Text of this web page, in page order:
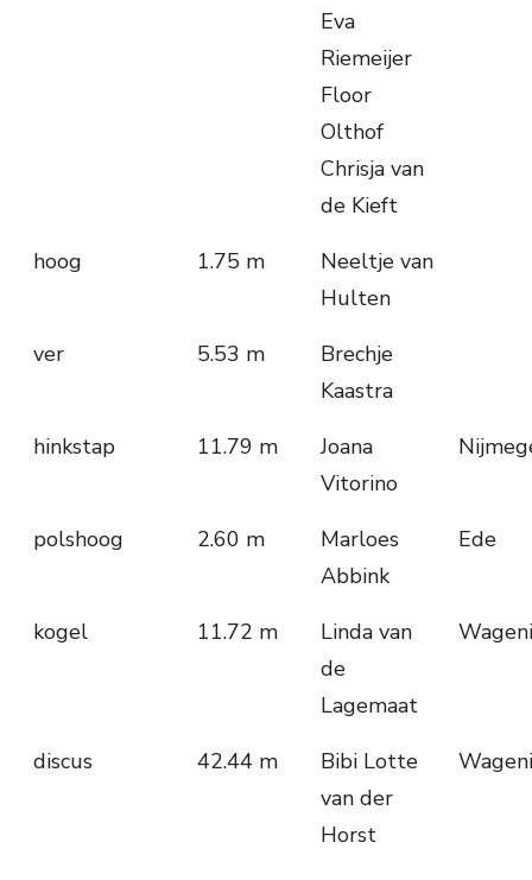
Eva
Riemeijer
Floor
Olthof
Chrisja van
de Kieft
hoog 1.75 m
Neeltje van
Hulten
ver
5.53 m
Brechje
Kaastra
hinkstap
11.79 m
Joana
Vitorino
polshoog 2.60 m
Marloes
Abbink
Ede
kogel 11.72 m
Linda van
de
Lagemaat
discus 42.44 m
Bibi Lotte
van der
Horst